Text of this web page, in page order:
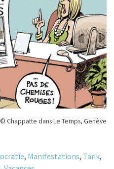
© Chappatte dans Le Temps, Genève
, Manifestations, Tank,